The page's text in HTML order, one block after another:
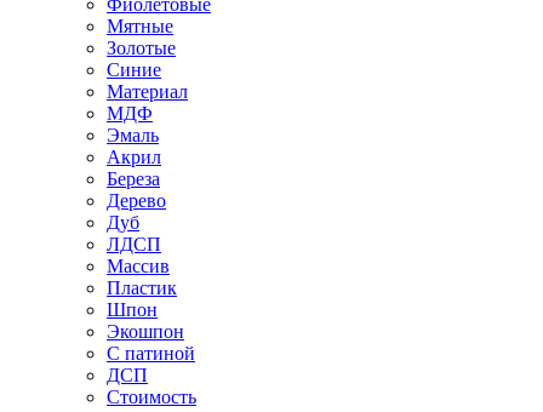
Фиолетовые
Мятные
Золотые
Синие
Материал
МДФ
Эмаль
Акрил
Береза
Дерево
Дуб
ЛДСП
Массив
Пластик
Шпон
Экошпон
С патиной
ДСП
Стоимость